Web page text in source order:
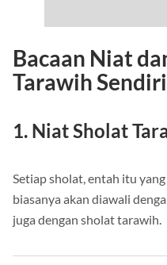
Bacaan Niat
Tarawih
1. Niat Sholat
Setiap sholat, entah itu
biasanya akan diawali
juga dengan sholat tarawih.